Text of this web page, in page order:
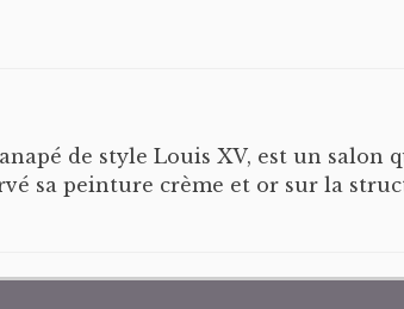
de style Louis XV, est un
sa peinture crème et or sur la